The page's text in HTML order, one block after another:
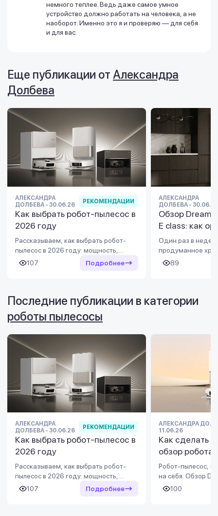
немного теплее. Ведь даже самое умное
устройство должно работать на человека, а не
наоборот. Именно это я и проверяю — для себя
и для вас.
Еще публикации от Александра
Долбева
АЛЕКСАНДРА
ДОЛБЕВА - 30.06.26
РЕКОМЕНДАЦИИ
Как выбрать робот-пылесос в
2026 году
Рассказываем, как выбрать робот-
пылесос в 2026 году: мощность,
навигация, влажная уборка, база
107 Подробнее
АЛЕКСАНДРА
ДОЛБЕВА - 30.06.26
Обзор
E class: как
Один раз в
продуманное
забытых
пространство в
89
Последние публикации в категории
роботы пылесосы
АЛЕКСАНДРА
ДОЛБЕВА - 30.06.26
РЕКОМЕНДАЦИИ
Как выбрать робот-пылесос в
2026 году
Рассказываем, как выбрать робот-
пылесос в 2026 году: мощность,
навигация, влажная уборка, база
107 Подробнее
АЛЕКСАНДРА
11.06.26
Как сделать
обзор
Dreame Bot
Робот-пылесос,
на себя. Обзор
AE: сухая и
100